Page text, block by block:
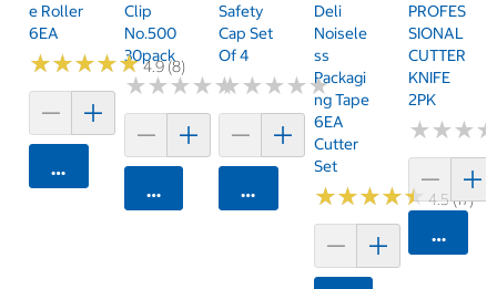
E Roller
6EA
★★★★★
★★★★★4.9 (8)
카트에 담기
Clip
No.500
30pack
★★★★★
★★★★★
카트에 담기
Safety
Cap Set
Of 4
★★★★★
★★★★★
카트에 담기
Deli
Noisele
Ss
Packagi
Ng Tape
6EA
Cutter
Set
★★★★★
★★★★★4.5 (17)
PROFES
SIONAL
CUTTER
KNIFE
2PK
★★★
★★★
카트에